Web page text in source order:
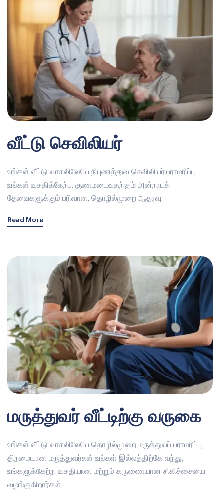
வீட்டு செவிலியர்
உங்கள் வீட்டு வாசலிலேயே நிபுணத்துவ செவிலியர் பராமரிப்பு.
உங்கள் வசதிக்கேற்ப, குணமடைவதற்கும் அன்றாடத்
தேவைகளுக்கும் பரிவான, தொழில்முறை ஆதரவு.
Read More
மருத்துவர் வீட்டிற்கு வருகை
உங்கள் வீட்டு வாசலிலேயே தொழில்முறை மருத்துவப் பராமரிப்பு.
திறமையான மருத்துவர்கள் உங்கள் இல்லத்திற்கே வந்து,
உங்களுக்கேற்ற, வசதியான மற்றும் கருணையான சிகிச்சையை
வழங்குகிறார்கள்.